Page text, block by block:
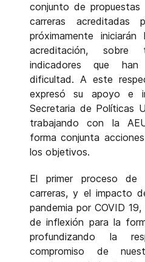
conjunto de
carreras
próximamente
acreditación,
indicadores que han
dificultad. A este
expresó su apoyo e
Secretaria de Políticas
trabajando con la
forma conjunta
los objetivos.
El primer proceso de
carreras, y el impacto
pandemia por COVID
de inflexión para la
profundizando la
compromiso de